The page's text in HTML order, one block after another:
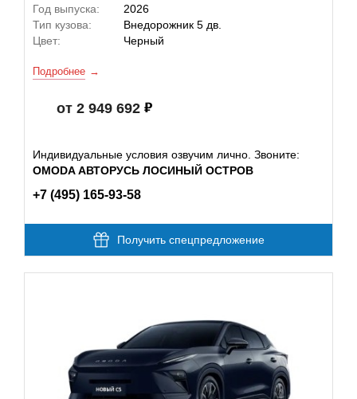
Год выпуска:
2026
Тип кузова:
Внедорожник 5 дв.
Цвет:
Черный
Подробнее
от 2 949 692
Индивидуальные условия озвучим лично. Звоните:
OMODA АВТОРУСЬ ЛОСИНЫЙ ОСТРОВ
+7 (495) 165-93-58
Получить спецпредложение